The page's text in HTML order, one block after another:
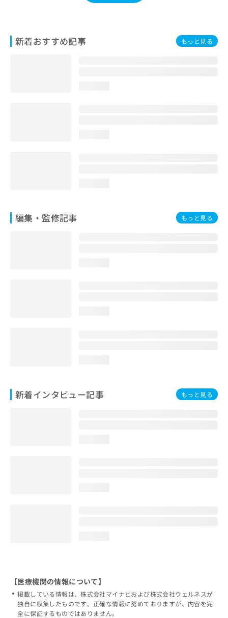
新着おすすめ記事 もっと見る
編集・監修記事 もっと見る
新着インタビュー記事 もっと見る
合
わ
【医療機関の情報について】
掲載している情報は、株式会社マイナビおよび株式会社ウェルネスが
独自に収集したものです。正確な情報に努めておりますが、内容を完
全に保証するものではありません。